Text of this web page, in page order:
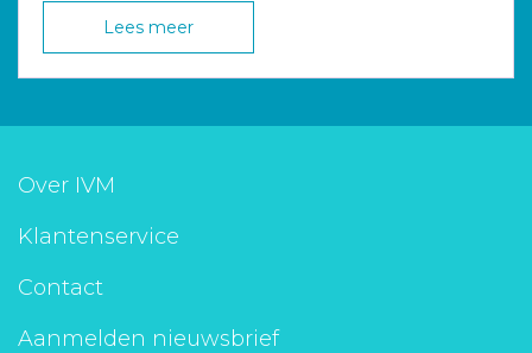
Lees meer
Over IVM
Klantenservice
Contact
Aanmelden nieuwsbrief